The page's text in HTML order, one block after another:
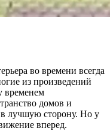
во времени всегда
из произведений
временем
домов и
в лучшую сторону. Но у
вперед.